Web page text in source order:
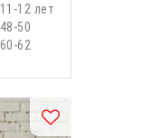
11-12 лет
48-50
60-62